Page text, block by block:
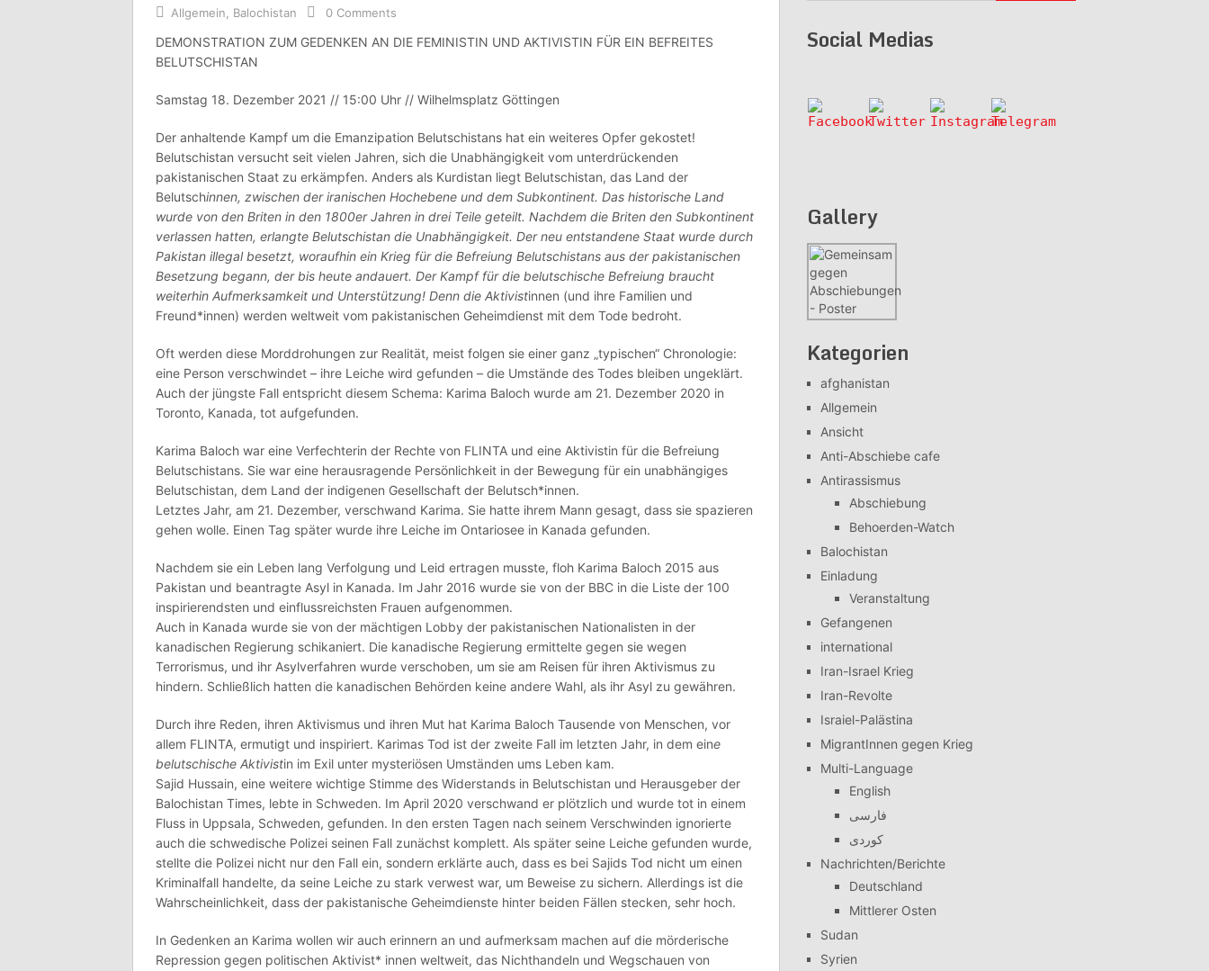
Allgemein Balochistan 0 Comments
DEMONSTRATION ZUM GEDENKEN AN DIE FEMINISTIN UND AKTIVISTIN FÜR EIN BEFREITES
BELUTSCHISTAN
Samstag 18. Dezember 2021 // 15:00 Uhr // Wilhelmsplatz Göttingen
Der anhaltende Kampf um die Emanzipation Belutschistans hat ein weiteres Opfer gekostet!
Belutschistan versucht seit vielen Jahren, sich die Unabhängigkeit vom unterdrückenden
pakistanischen Staat zu erkämpfen. Anders als Kurdistan liegt Belutschistan, das Land der
Belutschinnen, zwischen der iranischen Hochebene und dem Subkontinent. Das historische Land
wurde von den Briten in den 1800er Jahren in drei Teile geteilt. Nachdem die Briten den Subkontinent
verlassen hatten, erlangte Belutschistan die Unabhängigkeit. Der neu entstandene Staat wurde durch
Pakistan illegal besetzt, woraufhin ein Krieg für die Befreiung Belutschistans aus der pakistanischen
Besetzung begann, der bis heute andauert. Der Kampf für die belutschische Befreiung braucht
weiterhin Aufmerksamkeit und Unterstützung! Denn die Aktivistinnen (und ihre Familien und
Freund*innen) werden weltweit vom pakistanischen Geheimdienst mit dem Tode bedroht.
Oft werden diese Morddrohungen zur Realität, meist folgen sie einer ganz „typischen“ Chronologie:
eine Person verschwindet – ihre Leiche wird gefunden – die Umstände des Todes bleiben ungeklärt.
Auch der jüngste Fall entspricht diesem Schema: Karima Baloch wurde am 21. Dezember 2020 in
Toronto, Kanada, tot aufgefunden.
Karima Baloch war eine Verfechterin der Rechte von FLINTA und eine Aktivistin für die Befreiung
Belutschistans. Sie war eine herausragende Persönlichkeit in der Bewegung für ein unabhängiges
Belutschistan, dem Land der indigenen Gesellschaft der Belutsch*innen.
Letztes Jahr, am 21. Dezember, verschwand Karima. Sie hatte ihrem Mann gesagt, dass sie spazieren
gehen wolle. Einen Tag später wurde ihre Leiche im Ontariosee in Kanada gefunden.
Nachdem sie ein Leben lang Verfolgung und Leid ertragen musste, floh Karima Baloch 2015 aus
Pakistan und beantragte Asyl in Kanada. Im Jahr 2016 wurde sie von der BBC in die Liste der 100
inspirierendsten und einflussreichsten Frauen aufgenommen.
Auch in Kanada wurde sie von der mächtigen Lobby der pakistanischen Nationalisten in der
kanadischen Regierung schikaniert. Die kanadische Regierung ermittelte gegen sie wegen
Terrorismus, und ihr Asylverfahren wurde verschoben, um sie am Reisen für ihren Aktivismus zu
hindern. Schließlich hatten die kanadischen Behörden keine andere Wahl, als ihr Asyl zu gewähren.
Durch ihre Reden, ihren Aktivismus und ihren Mut hat Karima Baloch Tausende von Menschen, vor
allem FLINTA, ermutigt und inspiriert. Karimas Tod ist der zweite Fall im letzten Jahr, in dem eine
belutschische Aktivistin im Exil unter mysteriösen Umständen ums Leben kam.
Sajid Hussain, eine weitere wichtige Stimme des Widerstands in Belutschistan und Herausgeber der
Balochistan Times, lebte in Schweden. Im April 2020 verschwand er plötzlich und wurde tot in einem
Fluss in Uppsala, Schweden, gefunden. In den ersten Tagen nach seinem Verschwinden ignorierte
auch die schwedische Polizei seinen Fall zunächst komplett. Als später seine Leiche gefunden wurde,
stellte die Polizei nicht nur den Fall ein, sondern erklärte auch, dass es bei Sajids Tod nicht um einen
Kriminalfall handelte, da seine Leiche zu stark verwest war, um Beweise zu sichern. Allerdings ist die
Wahrscheinlichkeit, dass der pakistanische Geheimdienste hinter beiden Fällen stecken, sehr hoch.
In Gedenken an Karima wollen wir auch erinnern an und aufmerksam machen auf die mörderische
Repression gegen politischen Aktivist* innen weltweit, das Nichthandeln und Wegschauen von
Social Medias
Gallery
Kategorien
afghanistan
Allgemein
Ansicht
Anti-Abschiebe cafe
Antirassismus
Abschiebung
Behoerden-Watch
Balochistan
Einladung
Veranstaltung
Gefangenen
international
Iran-Israel Krieg
Iran-Revolte
Israiel-Palästina
MigrantInnen gegen Krieg
Multi-Language
English
فارسی
کوردی
Nachrichten/Berichte
Deutschland
Mittlerer Osten
Sudan
Syrien